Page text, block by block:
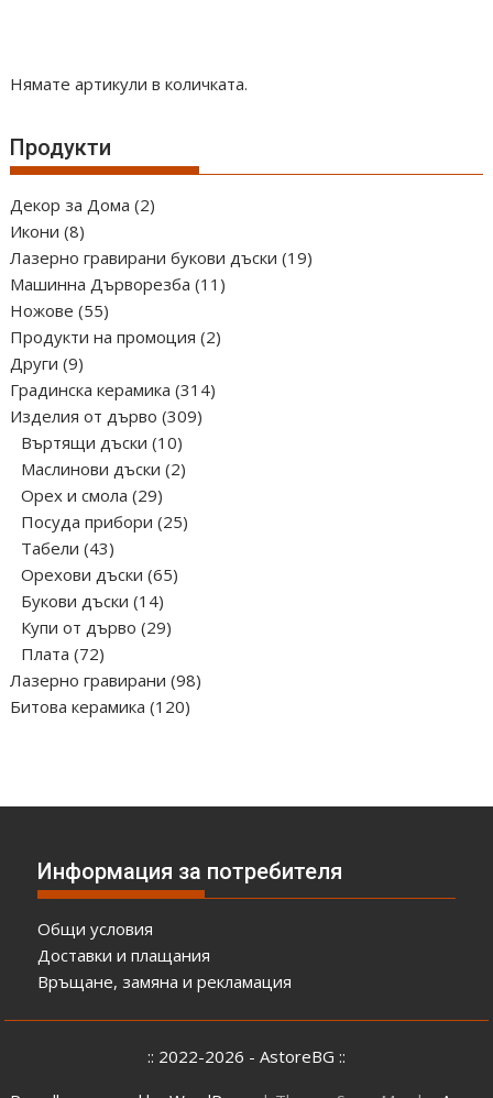
Нямате артикули в количката.
Продукти
Декор за Дома 22
Икони 88
продукта
Лазерно гравирани букови дъски 1919
Машинна Дърворезба 11 11
Ножове 5555
продукта
Продукти на промоция 22
Други 99
продукта
Градинска керамика 314314
Изделия от дърво 309309
Въртящи дъски 1010
продукта
Маслинови дъски 22
Орех и смола 2929
продукта
Посуда прибори 2525
Табели 4343
продукта
Орехови дъски 6565
Букови дъски 1414
продукта
Купи от дърво 2929
Плата 7272
продукта
Лазерно гравирани 9898
Битова керамика 120120
Информация за потребителя
Общи условия
Доставки и плащания
Връщане, замяна и рекламация
:: 2022-2026 - AstoreBG ::